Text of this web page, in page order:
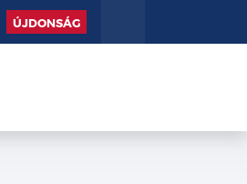
ÚJDONSÁG